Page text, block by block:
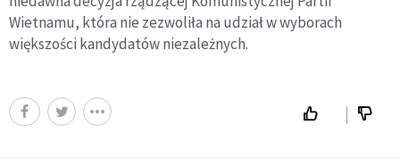
Wietnamu, która nie zezwoliła na udział w wyborach
większości kandydatów niezależnych.